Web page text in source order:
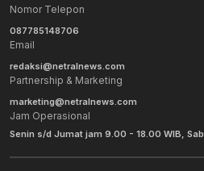
Nomor Telepon
087785148706
Email
redaksi@netralnews.com
Partnership & Marketing
marketing@netralnews.com
Jam Operasional
Senin s/d Jumat jam 9.00 - 18.00 WIB,